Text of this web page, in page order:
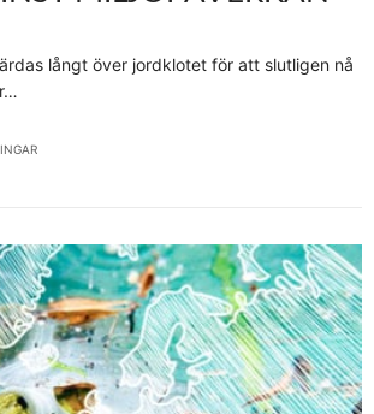
långt över jordklotet för att slutligen nå